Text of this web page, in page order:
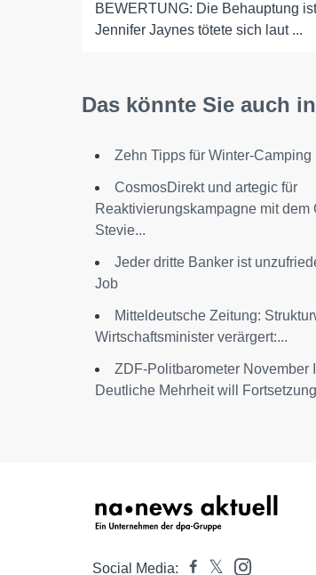
BEWERTUNG: Die Behauptung
Jennifer Jaynes tötete sich laut ...
Das könnte Sie auch
Zehn Tipps für Winter-Camping
CosmosDirekt und artegic für
Reaktivierungskampagne mit dem
Stevie...
Jeder dritte Banker ist
Job
Mitteldeutsche Zeitung:
Wirtschaftsminister verärgert:...
ZDF-Politbarometer November
Deutliche Mehrheit will
Social Media: